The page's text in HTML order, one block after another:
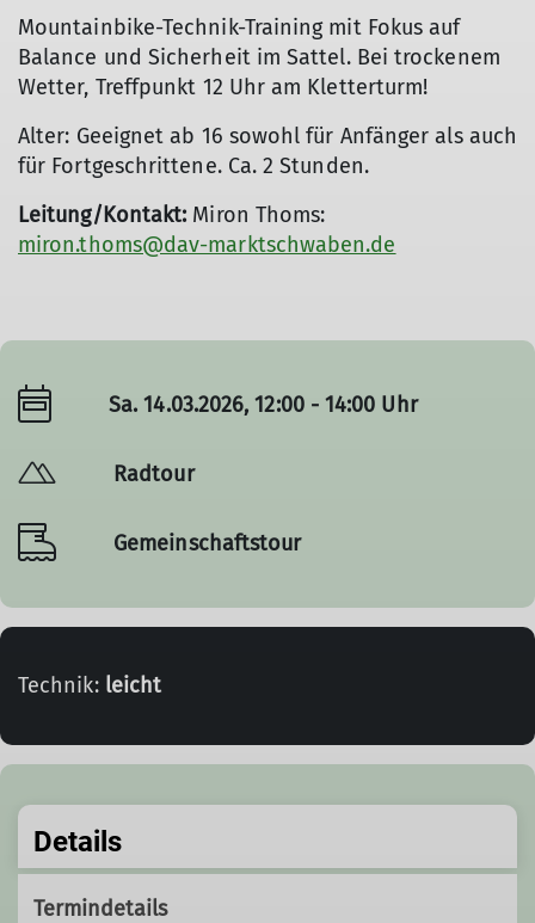
Mountainbike-Technik-Training mit Fokus auf
Balance und Sicherheit im Sattel. Bei trockenem
Wetter, Treffpunkt 12 Uhr am Kletterturm!
Alter: Geeignet ab 16 sowohl für Anfänger als auch
für Fortgeschrittene. Ca. 2 Stunden.
Leitung/Kontakt: Miron Thoms:
miron.thoms@dav-marktschwaben.de
Sa. 14.03.2026, 12:00 - 14:00 Uhr
Radtour
Gemeinschaftstour
Technik: leicht
Details
Termindetails